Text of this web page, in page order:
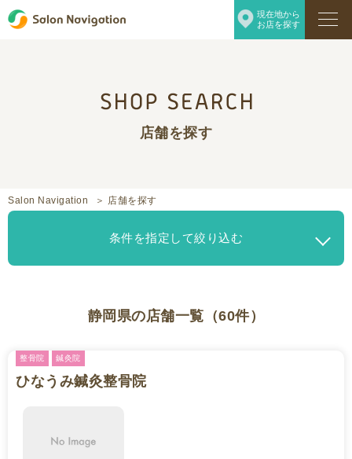
現在地から
お店を探す
店舗を探す
Salon Navigation 店舗を探す
条件を指定して絞り込む
静岡県の店舗一覧（60件）
ひなうみ鍼灸整骨院
整骨院 鍼灸院